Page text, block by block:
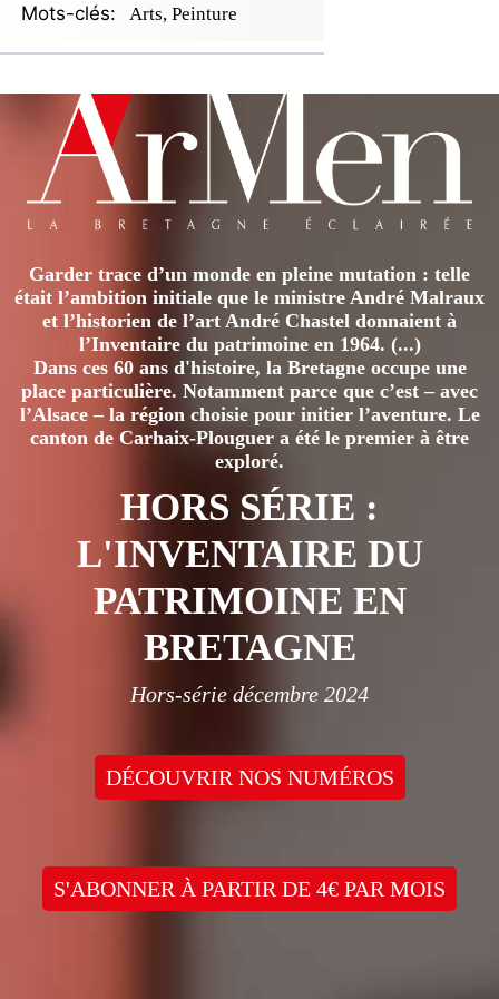
Mots-clés: Arts, Peinture
Garder trace d’un monde en pleine mutation : telle
était l’ambition initiale que le ministre André Malraux
et l’historien de l’art André Chastel donnaient à
l’Inventaire du patrimoine en 1964. (...)
Dans ces 60 ans d'histoire, la Bretagne occupe une
place particulière. Notamment parce que c’est – avec
l’Alsace – la région choisie pour initier l’aventure. Le
canton de Carhaix-Plouguer a été le premier à être
exploré.
HORS SÉRIE :
L'INVENTAIRE DU
PATRIMOINE EN
BRETAGNE
Hors-série décembre 2024
DÉCOUVRIR NOS NUMÉROS
S'ABONNER À PARTIR DE 4€ PAR MOIS